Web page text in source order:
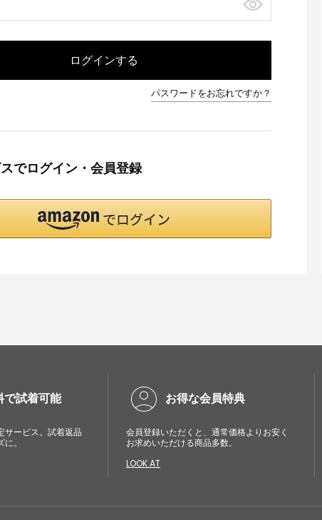
ログインする
パスワードをお忘れですか？
でログイン・会員登録
で試着可能
サービス。試着返品
。
account_circle お得な会員特典
会員登録いただくと、通常価格よりお安く
お求めいただける商品多数。
LOOK AT